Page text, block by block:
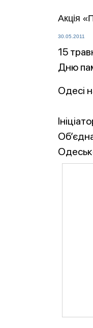
Акція
30.05.2011
15
Дню
Одесі